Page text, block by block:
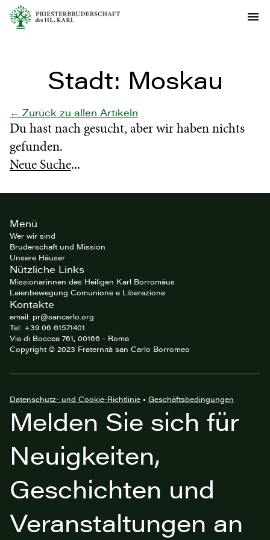
Stadt: Moskau
← Zurück zu allen Artikeln
Du hast nach gesucht, aber wir haben nichts
gefunden.
Neue Suche...
Site
footerMenü
Wer wir sind
Bruderschaft und Mission
Unsere Häuser
Nützliche Links
Missionarinnen des Heiligen Karl Borromäus
Laienbewegung Comunione e Liberazione
Kontakte
email: pr@sancarlo.org
Tel: +39 06 61571401
Via di Boccea 761, 00166 - Roma
Copyright © 2023 Fraternità san Carlo Borromeo
Datenschutz- und Cookie-Richtlinie • Geschäftsbedingungen
Melden Sie sich für
Neuigkeiten,
Geschichten und
Veranstaltungen an